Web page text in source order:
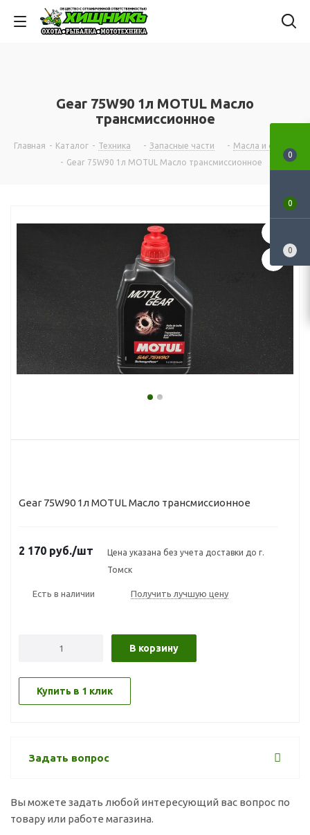
Gear 75W90 1л MOTUL Масло
трансмиссионное
Главная - Каталог - Техника - Запасные части - Масла и смазки
- Gear 75W90 1л MOTUL Масло трансмиссионное
Gear 75W90 1л MOTUL Масло трансмиссионное
2 170 руб./шт
Цена указана без учета доставки до г.
Томск
Есть в наличии Получить лучшую цену
В корзину
Купить в 1 клик
Задать вопрос
Вы можете задать любой интересующий вас вопрос по
товару или работе магазина.
0
0
0